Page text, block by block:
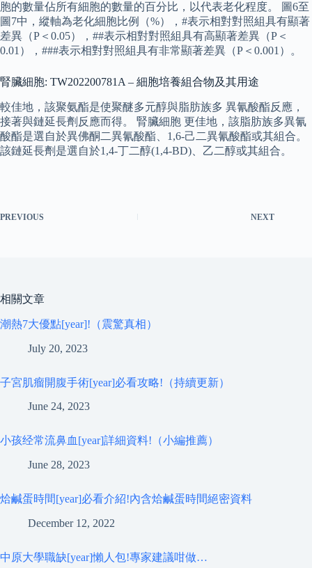
胞的數量佔所有細胞的數量的百分比，以代表老化程度。 圖6至
圖7中，縱軸為老化細胞比例（%），#表示相對對照組具有顯著
差異（P＜0.05），##表示相對對照組具有高顯著差異（P＜
0.01），###表示相對對照組具有非常顯著差異（P＜0.001）。
腎臟細胞: TW202200781A – 細胞培養組合物及其用途
較佳地，該聚氨酯是使聚醚多元醇與脂肪族多 異氰酸酯反應，
接著與鏈延長劑反應而得。 腎臟細胞 更佳地，該脂肪族多異氰
酸酯是選自於異佛酮二異氰酸酯、1,6-己二異氰酸酯或其組合。
該鏈延長劑是選自於1,4-丁二醇(1,4-BD)、乙二醇或其組合。
PREVIOUS NEXT
相關文章
潮熱7大優點[year]!（震驚真相）
July 20, 2023
子宮肌瘤開腹手術[year]必看攻略!（持續更新）
June 24, 2023
小孩经常流鼻血[year]詳細資料!（小編推薦）
June 28, 2023
烚鹹蛋時間[year]必看介紹!內含烚鹹蛋時間絕密資料
December 12, 2022
中原大學職缺[year]懶人包!專家建議咁做…